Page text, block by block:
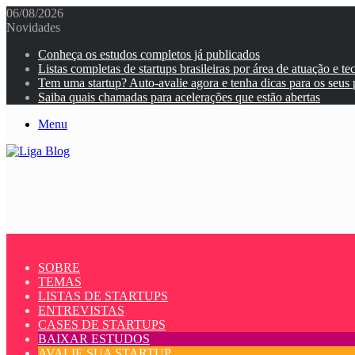
06/08/2026
Novidades
Conheça os estudos completos já publicados
Listas completas de startups brasileiras por área de atuação e
Tem uma startup? Auto-avalie agora e tenha dicas para os seus
Saiba quais chamadas para acelerações que estão abertas
Menu
SOBRE
TEMAS
LISTAS DE STARTUPS
ENTREVISTAS
CASES DE STARTUPS
BAIXAR ESTUDOS